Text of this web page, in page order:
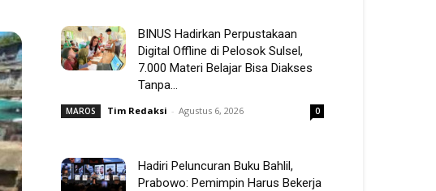
BINUS Hadirkan Perpustakaan
Digital Offline di Pelosok Sulsel,
7.000 Materi Belajar Bisa Diakses
Tanpa...
MAROS Tim Redaksi - Agustus 6, 2026 0
Hadiri Peluncuran Buku Bahlil,
Prabowo: Pemimpin Harus Bekerja